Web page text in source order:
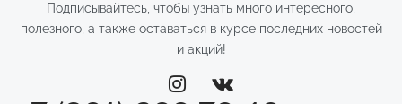
Подписывайтесь, чтобы узнать много интересного,
полезного, а также оставаться в курсе последних новостей
и акций!